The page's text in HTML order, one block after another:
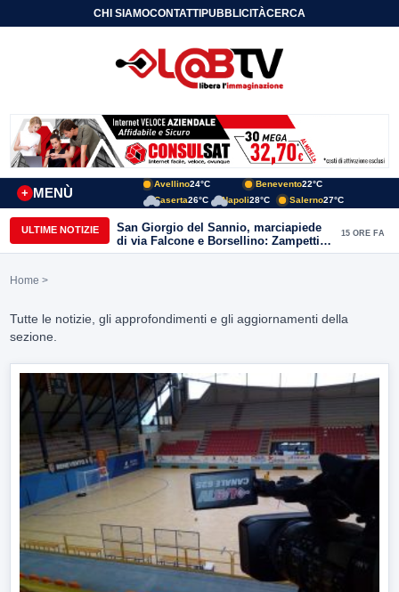
CHI SIAMOCONTATTIPUBBLICITÀCERCA
MENÙ
+
Avellino24°C Benevento22°C
Caserta26°C Napoli28°C Salerno27°C
ULTIME NOTIZIE
San Giorgio del Sannio, marciapiede
di via Falcone e Borsellino: Zampetti e
Lombardi replicano alle polemiche
15 ORE FA
Home >
Tutte le notizie, gli approfondimenti e gli aggiornamenti della
sezione.